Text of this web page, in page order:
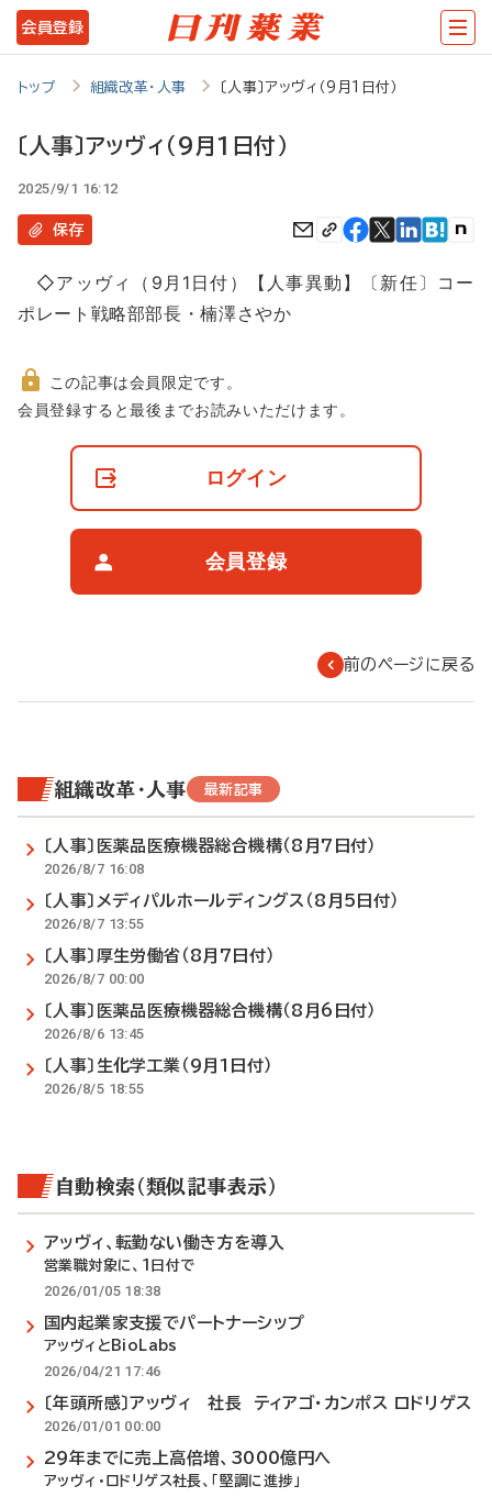
メ
イ
テ
会員登録
トップ 組織改革・人事 〔人事〕アッヴィ（9月1日付）
〔人事〕アッヴィ（9月1日付）
2025/9/1 16:12
保存
◇アッヴィ（9月1日付）【人事異動】〔新任〕コー
ポレート戦略部部長・楠澤さやか
非
この記事は会員限定です。
会員登録すると最後までお読みいただけます。
ログイン
会員登録
前のページに戻る
組織改革・人事 最新記事
〔人事〕医薬品医療機器総合機構（8月7日付）
2026/8/7 16:08
〔人事〕メディパルホールディングス（8月5日付）
2026/8/7 13:55
〔人事〕厚生労働省（8月7日付）
2026/8/7 00:00
〔人事〕医薬品医療機器総合機構（8月6日付）
2026/8/6 13:45
〔人事〕生化学工業（9月1日付）
2026/8/5 18:55
自動検索（類似記事表示）
アッヴィ、転勤ない働き方を導入
営業職対象に、1日付で
2026/01/05 18:38
国内起業家支援でパートナーシップ
アッヴィとBioLabs
2026/04/21 17:46
〔年頭所感〕アッヴィ 社長 ティアゴ・カンポス ロドリゲス
2026/01/01 00:00
29年までに売上高倍増、3000億円へ
アッヴィ・ロドリゲス社長、「堅調に進捗」